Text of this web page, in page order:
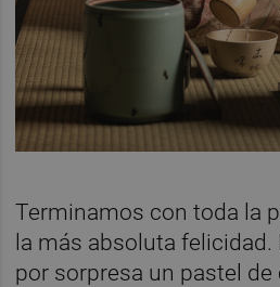
Terminamos con toda la
la más absoluta felicidad.
por sorpresa un pastel